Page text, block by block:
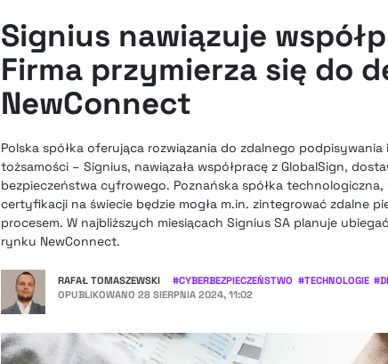
Signius nawiązuje
Firma przymierza się do
NewConnect
Polska spółka oferująca rozwiązania do zdalnego
tożsamości – Signius, nawiązała współpracę z GlobalSign,
bezpieczeństwa cyfrowego. Poznańska spółka
certyfikacji na świecie będzie mogła m.in. zintegrować zdalne
procesem. W najbliższych miesiącach Signius SA planuje
rynku NewConnect.
RAFAŁ TOMASZEWSKI #CYBERBEZPIECZEŃSTWO #TECHNOLOGIE #
OPUBLIKOWANO 28 SIERPNIA 2024, 11:02